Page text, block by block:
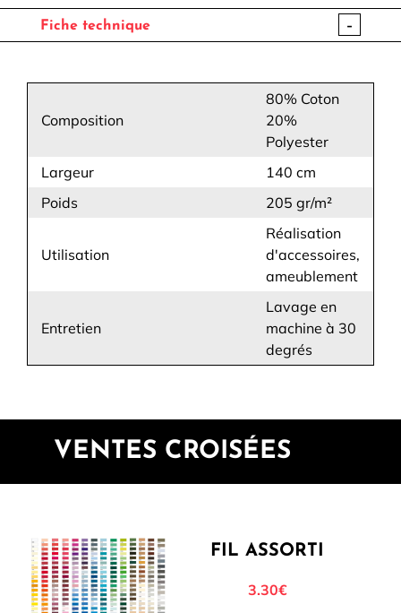
Fiche technique -
Composition
80% Coton
20%
Polyester
Largeur
140 cm
Poids
205 gr/m²
Utilisation
Réalisation
d'accessoires,
ameublement
Entretien
Lavage en
machine à 30
degrés
VENTES CROISÉES
FIL ASSORTI
3.30€